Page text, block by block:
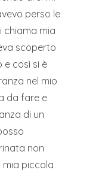
perso le
chiama mia
scoperto
così si è
nel mio
da fare e
di un
non
mia piccola